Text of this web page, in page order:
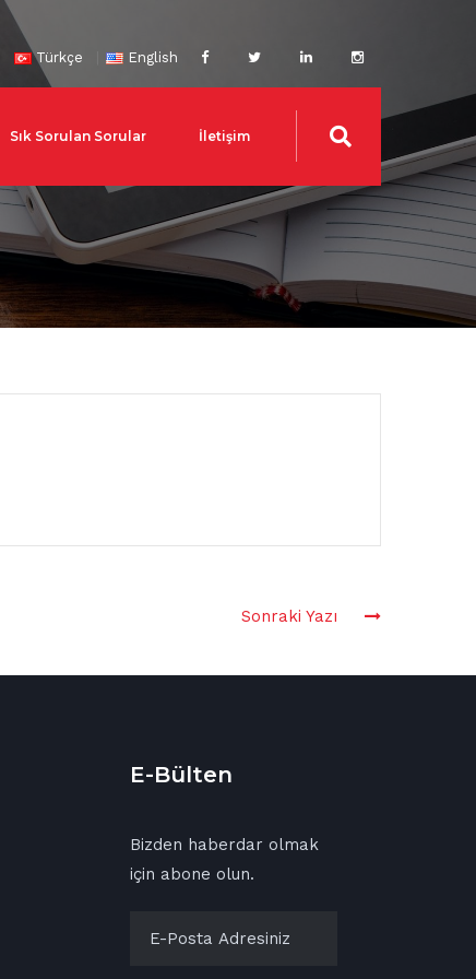
Türkçe English
Sık Sorulan Sorular İletişim
Sonraki Yazı
E-Bülten
Bizden haberdar olmak
için abone olun.